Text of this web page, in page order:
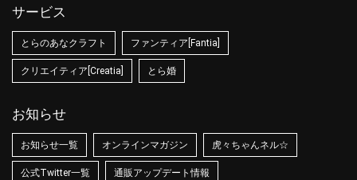
サービス
とらのあなクラフト ファンティア[Fantia]
クリエイティア[Creatia] とら婚
お知らせ
お知らせ一覧 オンラインマガジン 虎々ちゃんネル☆
公式Twitter一覧 通販アップデート情報